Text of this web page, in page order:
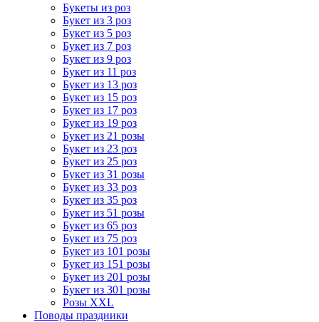
Букеты из роз
Букет из 3 роз
Букет из 5 роз
Букет из 7 роз
Букет из 9 роз
Букет из 11 роз
Букет из 13 роз
Букет из 15 роз
Букет из 17 роз
Букет из 19 роз
Букет из 21 розы
Букет из 23 роз
Букет из 25 роз
Букет из 31 розы
Букет из 33 роз
Букет из 35 роз
Букет из 51 розы
Букет из 65 роз
Букет из 75 роз
Букет из 101 розы
Букет из 151 розы
Букет из 201 розы
Букет из 301 розы
Розы XXL
Поводы праздники